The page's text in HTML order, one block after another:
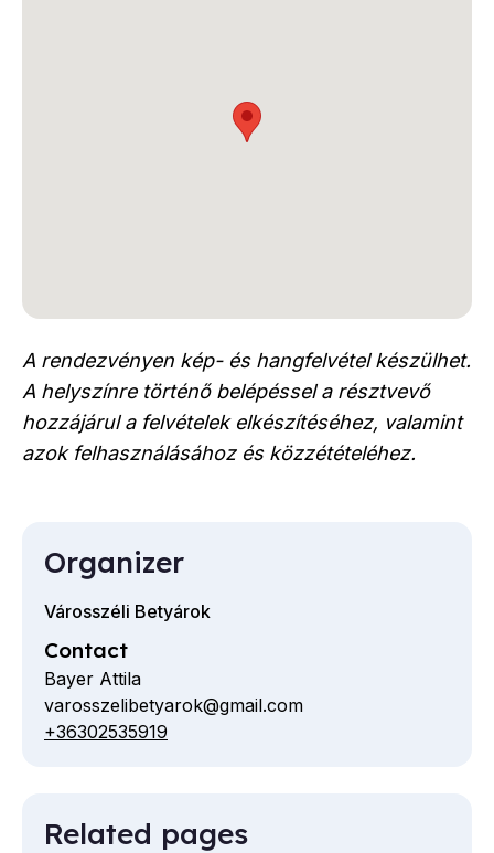
A rendezvényen kép- és hangfelvétel készülhet.
A helyszínre történő belépéssel a résztvevő
hozzájárul a felvételek elkészítéséhez, valamint
azok felhasználásához és közzétételéhez.
Organizer
Városszéli Betyárok
Contact
Bayer Attila
Email
varosszelibetyarok@gmail.com
Telephone
+36302535919
Related pages